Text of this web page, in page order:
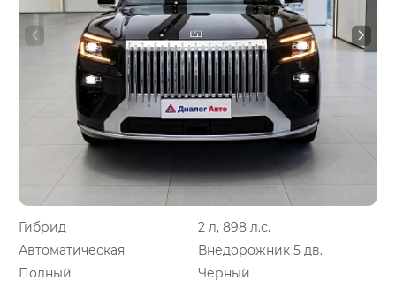
Гибрид
2 л, 898 л.с.
Автоматическая
Внедорожник 5 дв.
Полный
Черный